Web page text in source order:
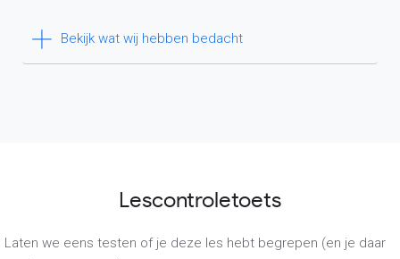
Bekijk wat wij hebben bedacht
Lescontroletoets
Laten we eens testen of je deze les hebt begrepen (en je daar